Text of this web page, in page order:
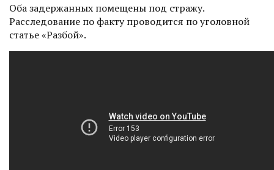
Оба задержанных помещены под стражу.
Расследование по факту проводится по уголовной
статье «Разбой».